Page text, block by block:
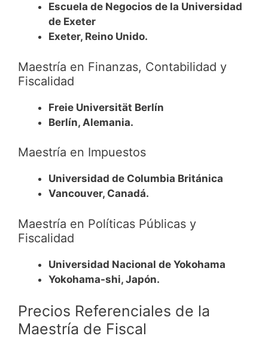
Escuela de Negocios de la Universidad
de Exeter
Exeter, Reino Unido.
Maestría en Finanzas, Contabilidad y
Fiscalidad
Freie Universität Berlín
Berlín, Alemania.
Maestría en Impuestos
Universidad de Columbia Británica
Vancouver, Canadá.
Maestría en Políticas Públicas y
Fiscalidad
Universidad Nacional de Yokohama
Yokohama-shi, Japón.
Precios Referenciales de la
Maestría de Fiscal